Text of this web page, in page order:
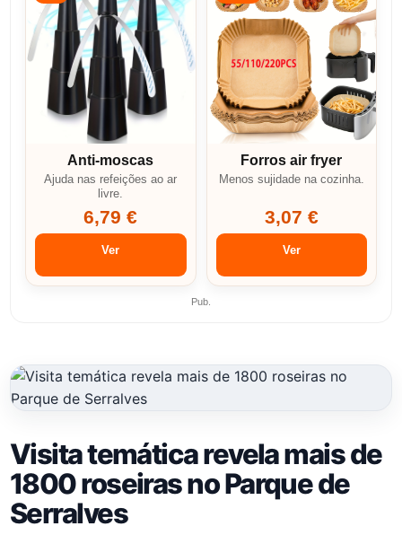
Anti-moscas
Ajuda nas refeições ao ar
livre.
6,79 €
Ver
Forros air fryer
Menos sujidade na cozinha.
3,07 €
Ver
Pub.
Visita temática revela mais de
1800 roseiras no Parque de
Serralves